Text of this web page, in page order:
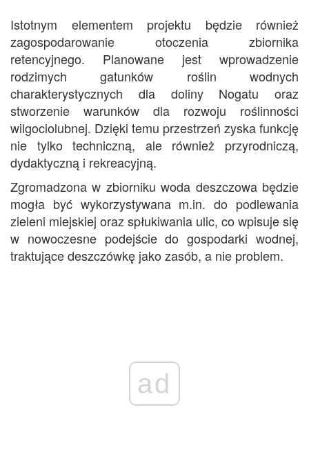
Istotnym elementem projektu będzie również
zagospodarowanie otoczenia zbiornika
retencyjnego. Planowane jest wprowadzenie
rodzimych gatunków roślin wodnych
charakterystycznych dla doliny Nogatu oraz
stworzenie warunków dla rozwoju roślinności
wilgociolubnej. Dzięki temu przestrzeń zyska funkcję
nie tylko techniczną, ale również przyrodniczą,
dydaktyczną i rekreacyjną.
Zgromadzona w zbiorniku woda deszczowa będzie
mogła być wykorzystywana m.in. do podlewania
zieleni miejskiej oraz spłukiwania ulic, co wpisuje się
w nowoczesne podejście do gospodarki wodnej,
traktujące deszczówkę jako zasób, a nie problem.
ad